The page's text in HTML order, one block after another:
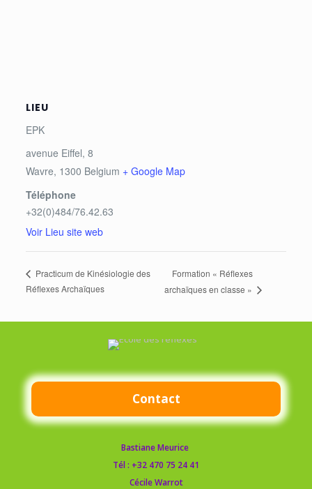
LIEU
EPK
avenue Eiffel, 8
Wavre, 1300 Belgium + Google Map
Téléphone
+32(0)484/76.42.63
Voir Lieu site web
Practicum de Kinésiologie des
Réflexes Archaïques
Formation « Réflexes
archaïques en classe »
Contact
Bastiane Meurice
Tél : +32 470 75 24 41
Cécile Warrot